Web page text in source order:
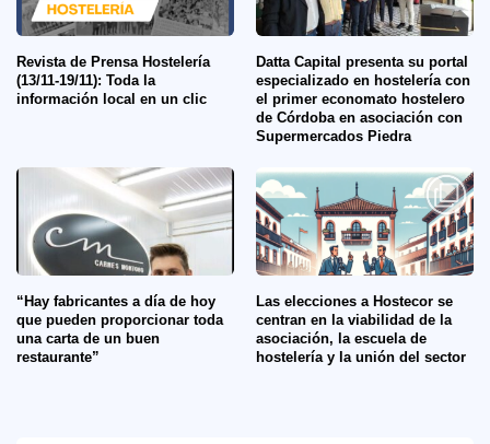
Revista de Prensa Hostelería
(13/11-19/11): Toda la
información local en un clic
Datta Capital presenta su portal
especializado en hostelería con
el primer economato hostelero
de Córdoba en asociación con
Supermercados Piedra
“Hay fabricantes a día de hoy
que pueden proporcionar toda
una carta de un buen
restaurante”
Las elecciones a Hostecor se
centran en la viabilidad de la
asociación, la escuela de
hostelería y la unión del sector